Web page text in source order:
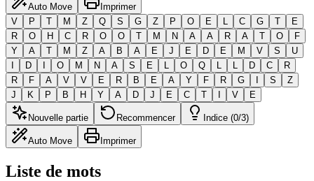
Auto Move
Imprimer
V
P T M Z Q S G Z P O E L C G T
E
R
O H C R O O T M N A A R A T O
F
Y
A T M Z A B A E J E D E M V S
U
I
D I O M N A S E L O Q L L D C
R
R
F A V V E R B E A Y F R G I S
Z
J
K P B H Y A D J E C T I V E
Nouvelle partie Recommencer Indice (0/3)
Auto Move Imprimer
Liste de mots